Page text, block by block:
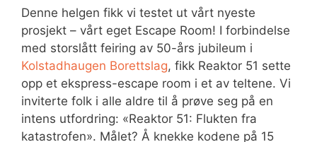
Denne helgen fikk vi testet ut vårt nyeste
prosjekt – vårt eget Escape Room! I forbindelse
med storslått feiring av 50-års jubileum i
Kolstadhaugen Borettslag, fikk Reaktor 51 sette
opp et ekspress-escape room i et av teltene. Vi
inviterte folk i alle aldre til å prøve seg på en
intens utfordring: «Reaktor 51: Flukten fra
katastrofen». Målet? Å knekke kodene på 15